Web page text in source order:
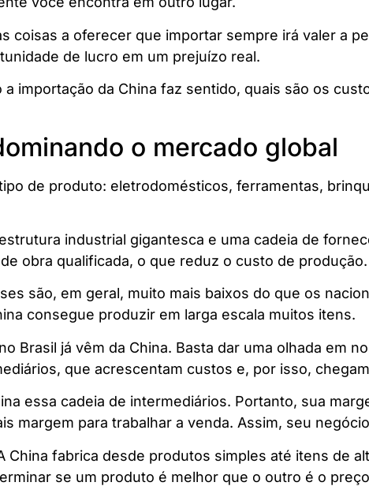
coisas a oferecer que importar sempre irá valer a
de lucro em um prejuízo real.
importação da China faz sentido, quais são os
o mercado global
de produto: eletrodomésticos, ferramentas,
industrial gigantesca e uma cadeia de
obra qualificada, o que reduz o custo de produção.
são, em geral, muito mais baixos do que os
consegue produzir em larga escala muitos itens.
Brasil já vêm da China. Basta dar uma olhada em
que acrescentam custos e, por isso,
essa cadeia de intermediários. Portanto, sua
margem para trabalhar a venda. Assim, seu
China fabrica desde produtos simples até itens de
se um produto é melhor que o outro é o